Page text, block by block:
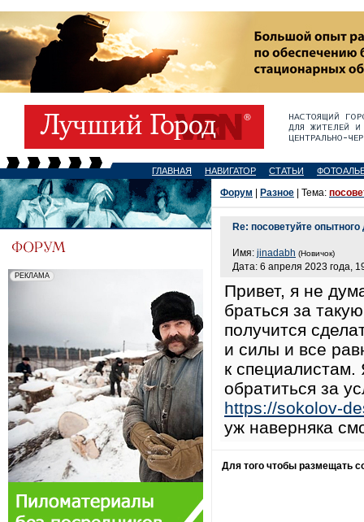
ГЛАВНАЯ НАВИГАТОР СТАТЬИ
Форум Разное | Тема:
Re: посоветуйте
Имя: jinadabh (Новичок)
Дата: 6 апреля 2023 года,
Привет, я не
браться за
получится
и силы и все
к специалистам.
обратиться за
https://sokolov-
уж наверняка
Для того чтобы размещать